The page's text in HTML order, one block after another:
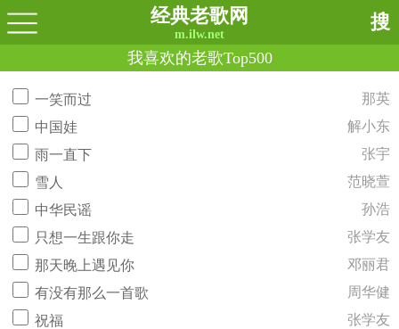
经典老歌网
m.ilw.net
搜
我喜欢的老歌Top500
一笑而过
那英
中国娃
解小东
雨一直下
张宇
雪人
范晓萱
中华民谣
孙浩
只想一生跟你走
张学友
那天晚上遇见你
邓丽君
有没有那么一首歌
周华健
祝福
张学友